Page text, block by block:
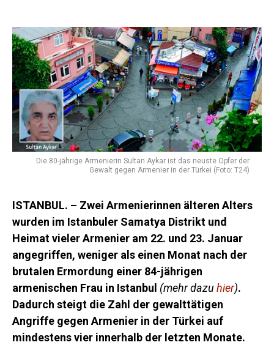
Die 80-jährige Armenierin Sultan Aykar ist das neuste Opfer der
Gewalt gegen Armenier in der Türkei (Foto: T24)
ISTANBUL. – Zwei Armenierinnen älteren Alters
wurden im Istanbuler Samatya Distrikt und
Heimat vieler Armenier am 22. und 23. Januar
angegriffen, weniger als einen Monat nach der
brutalen Ermordung einer 84-jährigen
armenischen Frau in Istanbul (mehr dazu hier).
Dadurch steigt die Zahl der gewalttätigen
Angriffe gegen Armenier in der Türkei auf
mindestens vier innerhalb der letzten Monate.